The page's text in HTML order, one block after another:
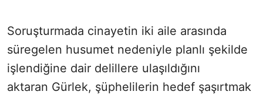
Soruşturmada cinayetin iki aile arasında
süregelen husumet nedeniyle planlı şekilde
işlendiğine dair delillere ulaşıldığını
aktaran Gürlek, şüphelilerin hedef şaşırtmak